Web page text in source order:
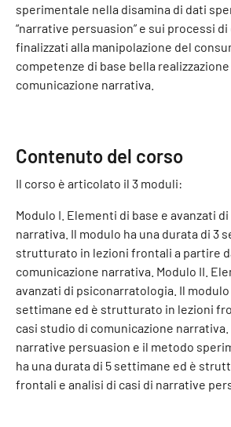
sperimentale nella disamina di dati
“narrative persuasion” e sui processi
finalizzati alla manipolazione del
competenze di base bella
comunicazione narrativa.
Contenuto del corso
Il corso è articolato il 3 moduli:
Modulo I. Elementi di base e avanzati
narrativa. Il modulo ha una durata di 3
strutturato in lezioni frontali a partire
comunicazione narrativa. Modulo II.
avanzati di psiconarratologia. Il modulo
settimane ed è strutturato in lezioni
casi studio di comunicazione narrativa.
narrative persuasion e il metodo
ha una durata di 5 settimane ed è
frontali e analisi di casi di narrative